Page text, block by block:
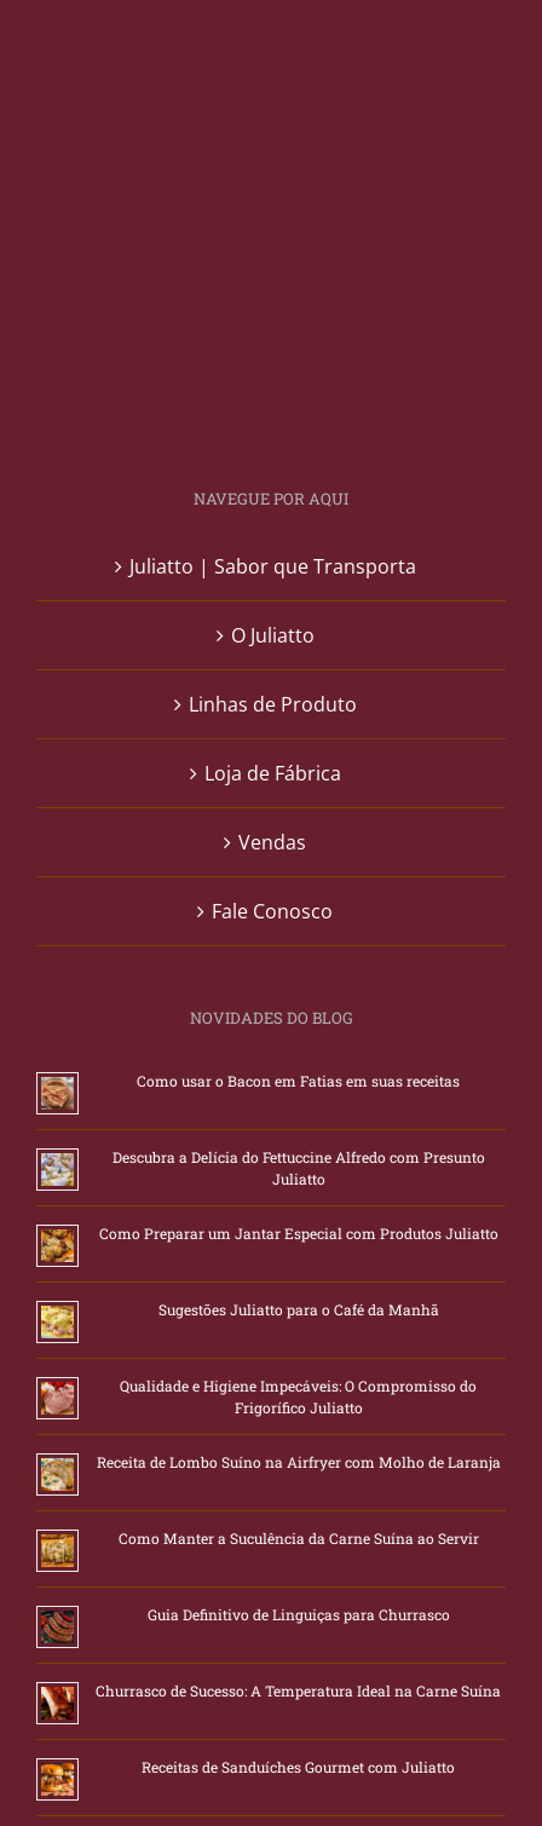
NAVEGUE POR AQUI
Juliatto | Sabor que Transporta
O Juliatto
Linhas de Produto
Loja de Fábrica
Vendas
Fale Conosco
NOVIDADES DO BLOG
Como usar o Bacon em Fatias em suas receitas
Descubra a Delícia do Fettuccine Alfredo com Presunto
Juliatto
Como Preparar um Jantar Especial com Produtos Juliatto
Sugestões Juliatto para o Café da Manhã
Qualidade e Higiene Impecáveis: O Compromisso do
Frigorífico Juliatto
Receita de Lombo Suíno na Airfryer com Molho de Laranja
Como Manter a Suculência da Carne Suína ao Servir
Guia Definitivo de Linguiças para Churrasco
Churrasco de Sucesso: A Temperatura Ideal na Carne Suína
Receitas de Sanduíches Gourmet com Juliatto